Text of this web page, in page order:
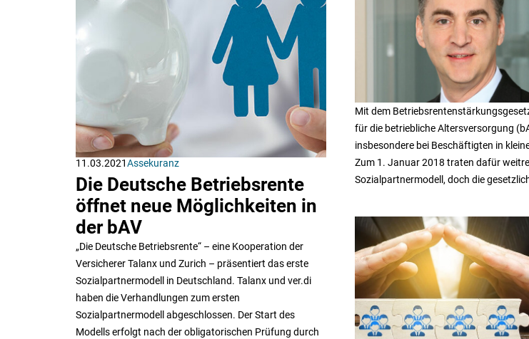
11.03.2021Assekuranz
Die Deutsche Betriebsrente
öffnet neue Möglichkeiten in
der bAV
„Die Deutsche Betriebsrente“ – eine Kooperation der
Versicherer Talanx und Zurich – präsentiert das erste
Sozialpartnermodell in Deutschland. Talanx und ver.di
haben die Verhandlungen zum ersten
Sozialpartnermodell abgeschlossen. Der Start des
Modells erfolgt nach der obligatorischen Prüfung durch
Mit dem
für die betriebliche Altersversorgung
insbesondere bei Beschäftigten in
Zum 1. Januar 2018 traten dafür
Sozialpartnermodell, doch die